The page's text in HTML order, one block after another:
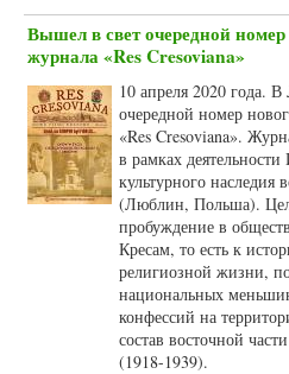
Вышел в свет очередной номер
журнала «Res Cresoviana»
10 апреля 2020 года.
очередной номер
«Res Cresoviana».
в рамках
культурного наследия
(Люблин, Польша).
пробуждение в
Кресам, то есть к
религиозной жизни,
национальных
конфессий на
состав восточной
(1918-1939).